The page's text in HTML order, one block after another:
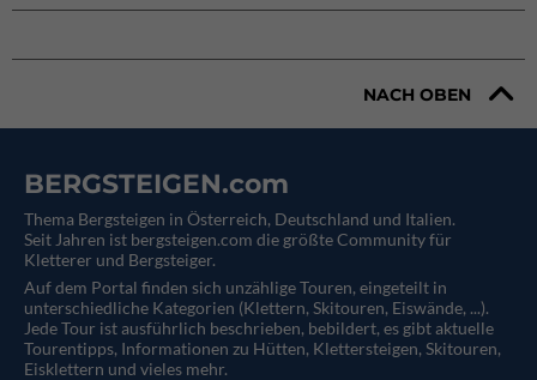
NACH OBEN
BERGSTEIGEN.com
Thema Bergsteigen in Österreich, Deutschland und Italien.
Seit Jahren ist bergsteigen.com die größte Community für
Kletterer und Bergsteiger.
Auf dem Portal finden sich unzählige Touren, eingeteilt in
unterschiedliche Kategorien (Klettern, Skitouren, Eiswände, ...).
Jede Tour ist ausführlich beschrieben, bebildert, es gibt aktuelle
Tourentipps, Informationen zu Hütten, Klettersteigen, Skitouren,
Eisklettern und vieles mehr.